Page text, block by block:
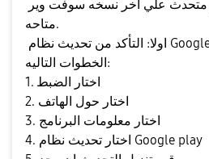
متاحه.
الخطوات التاليه:
1. اختار الضبط
2. اختار حول الهاتف
3. اختار معلومات البرنامج
4. اختار تحديث نظام Google play